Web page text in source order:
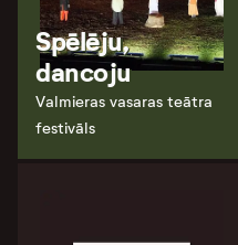
Spēlēju,
dancoju
Valmieras vasaras teātra
festivāls